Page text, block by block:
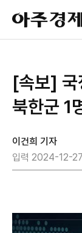
아
주
경
[속보] 국
북한군 1
이건희 기자
입력 2024-12-